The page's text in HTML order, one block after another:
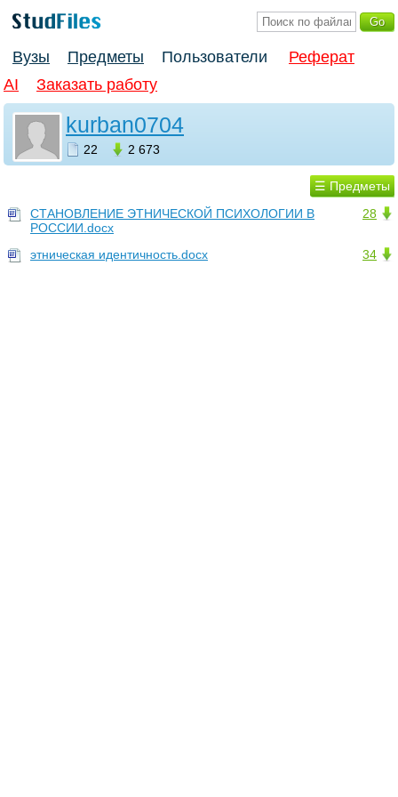
Вузы Предметы Пользователи
Реферат
AI
Заказать работу
kurban0704
22 2 673
☰ Предметы
28
СТАНОВЛЕНИЕ ЭТНИЧЕСКОЙ ПСИХОЛОГИИ В
РОССИИ.docx
34
этническая идентичность.docx